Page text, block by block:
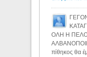
ΟΛΗ Η
πίθηκος θα